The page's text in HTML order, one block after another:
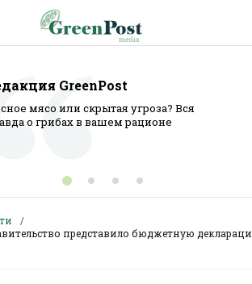
GreenPost
мясо или скрытая угроза? Вся
о грибах в вашем рационе
представило бюджетную